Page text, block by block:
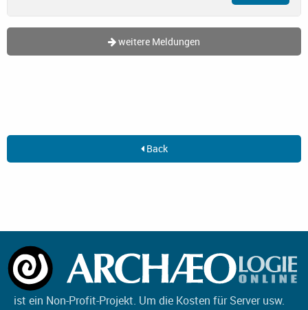
weitere Meldungen
Back
ist ein Non-Profit-Projekt. Um die Kosten für Server usw.